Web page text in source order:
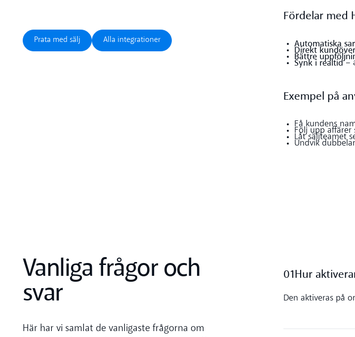
Prata med sälj
Prata med sälj
Alla integrationer
Alla integrationer
Fördelar med
Automatiska
Direkt
Bättre
Synk i realtid–
Exempel på
Få kundens
Följ upp affärer
Låt säljteamet
Undvik
Vanliga frågor och
svar
Här har vi samlat de vanligaste frågorna om
Toggle accordion
01Hur
Den aktiveras på